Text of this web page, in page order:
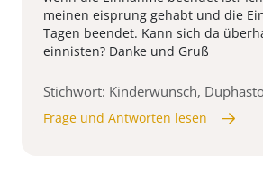
meinen eisprung gehabt und die
Tagen beendet. Kann sich da
einnisten? Danke und Gruß
Stichwort: Kinderwunsch,
Frage und Antworten lesen